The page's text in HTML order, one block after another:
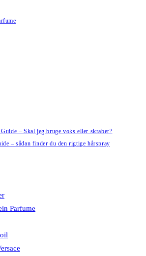
– Skal jeg bruge voks eller skraber?
– sådan finder du den rigtige hårspray
Parfume